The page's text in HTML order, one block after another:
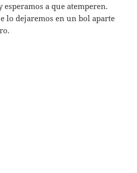
esperamos a que atemperen.
lo dejaremos en un bol aparte